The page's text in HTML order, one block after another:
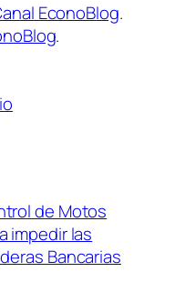
EconoBlog.
.
de Motos
impedir las
Bancarias